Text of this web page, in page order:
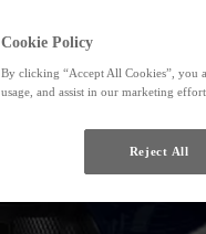
Cookie Policy
By clicking “Accept All Cookies”, you
usage, and assist in our marketing
Reject All